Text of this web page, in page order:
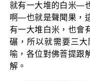
就有一大堆的白米—
啊—也就是聲聞果，
有一大堆白米，也會
碾，所以就需要三
喻，各位對佛菩提跟
解。